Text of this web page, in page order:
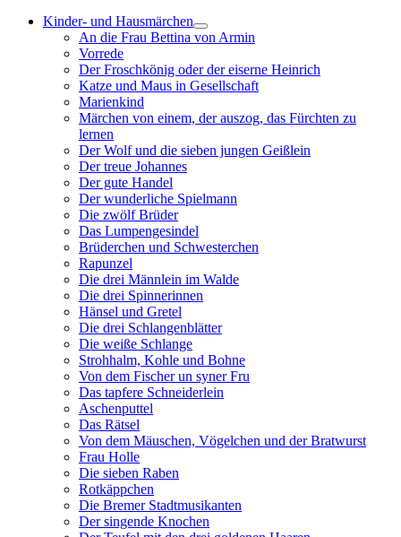
Kinder- und Hausmärchen
An die Frau Bettina von Armin
Vorrede
Der Froschkönig oder der eiserne Heinrich
Katze und Maus in Gesellschaft
Marienkind
Märchen von einem, der auszog, das Fürchten zu
lernen
Der Wolf und die sieben jungen Geißlein
Der treue Johannes
Der gute Handel
Der wunderliche Spielmann
Die zwölf Brüder
Das Lumpengesindel
Brüderchen und Schwesterchen
Rapunzel
Die drei Männlein im Walde
Die drei Spinnerinnen
Hänsel und Gretel
Die drei Schlangenblätter
Die weiße Schlange
Strohhalm, Kohle und Bohne
Von dem Fischer un syner Fru
Das tapfere Schneiderlein
Aschenputtel
Das Rätsel
Von dem Mäuschen, Vögelchen und der Bratwurst
Frau Holle
Die sieben Raben
Rotkäppchen
Die Bremer Stadtmusikanten
Der singende Knochen